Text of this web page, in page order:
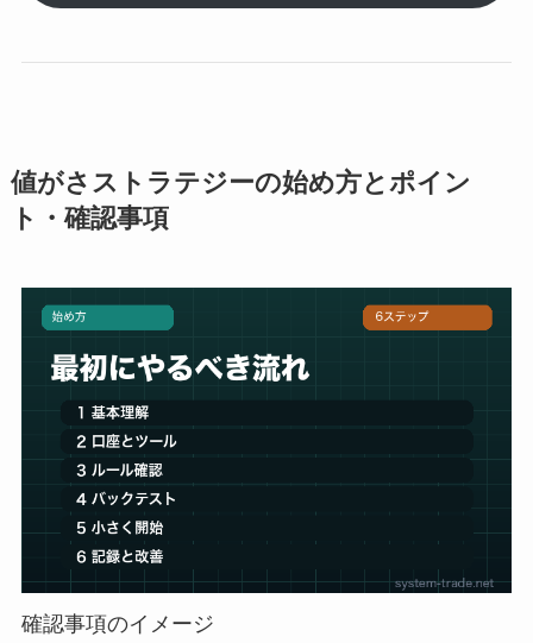
値がさストラテジーの始め方とポイン
ト・確認事項
確認事項のイメージ